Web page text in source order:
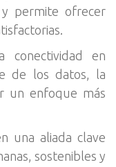
y permite ofrecer
conectividad en
de los datos, la
un enfoque más
una aliada clave
sostenibles y